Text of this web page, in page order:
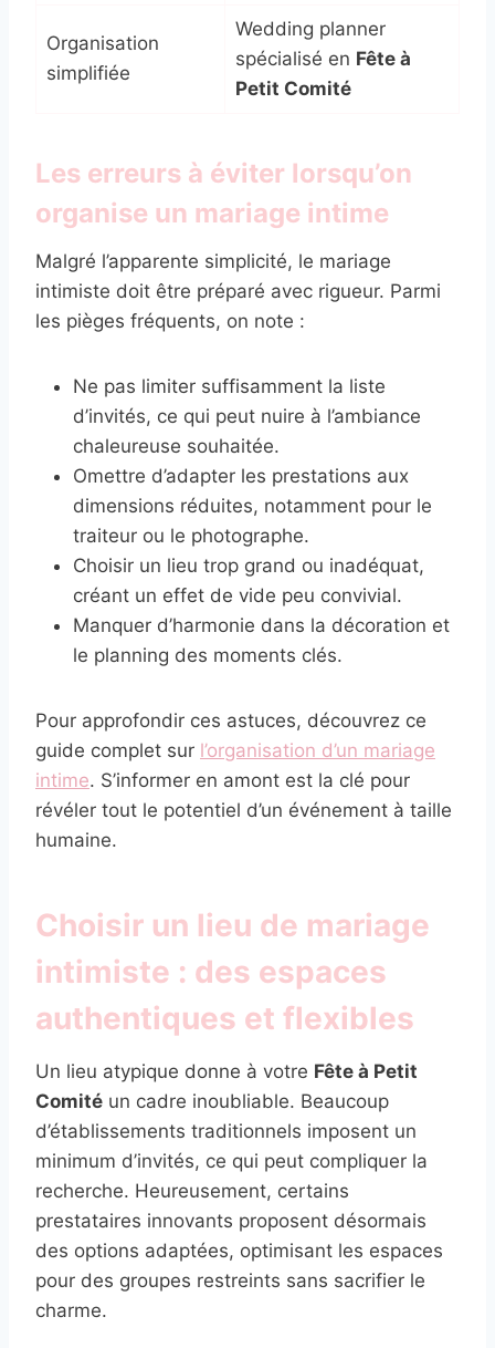
Organisation
simplifiée
Wedding planner
spécialisé en Fête à
Petit Comité
Les erreurs à éviter lorsqu’on
organise un mariage intime
Malgré l’apparente simplicité, le mariage
intimiste doit être préparé avec rigueur. Parmi
les pièges fréquents, on note :
Ne pas limiter suffisamment la liste
d’invités, ce qui peut nuire à l’ambiance
chaleureuse souhaitée.
Omettre d’adapter les prestations aux
dimensions réduites, notamment pour le
traiteur ou le photographe.
Choisir un lieu trop grand ou inadéquat,
créant un effet de vide peu convivial.
Manquer d’harmonie dans la décoration et
le planning des moments clés.
Pour approfondir ces astuces, découvrez ce
guide complet sur l’organisation d’un mariage
intime. S’informer en amont est la clé pour
révéler tout le potentiel d’un événement à taille
humaine.
Choisir un lieu de mariage
intimiste : des espaces
authentiques et flexibles
Un lieu atypique donne à votre Fête à Petit
Comité un cadre inoubliable. Beaucoup
d’établissements traditionnels imposent un
minimum d’invités, ce qui peut compliquer la
recherche. Heureusement, certains
prestataires innovants proposent désormais
des options adaptées, optimisant les espaces
pour des groupes restreints sans sacrifier le
charme.